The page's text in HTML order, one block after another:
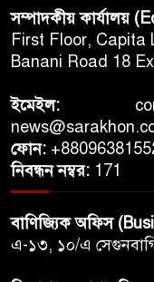
সম্পাদকীয় কার্যালয়
First Floor, Capita
Banani Road 18
ইমেইল:
ফোন:
নিবন্ধন নম্বর: 171
বাণিজ্যিক অফিস
এ-১৩, ১০/এ